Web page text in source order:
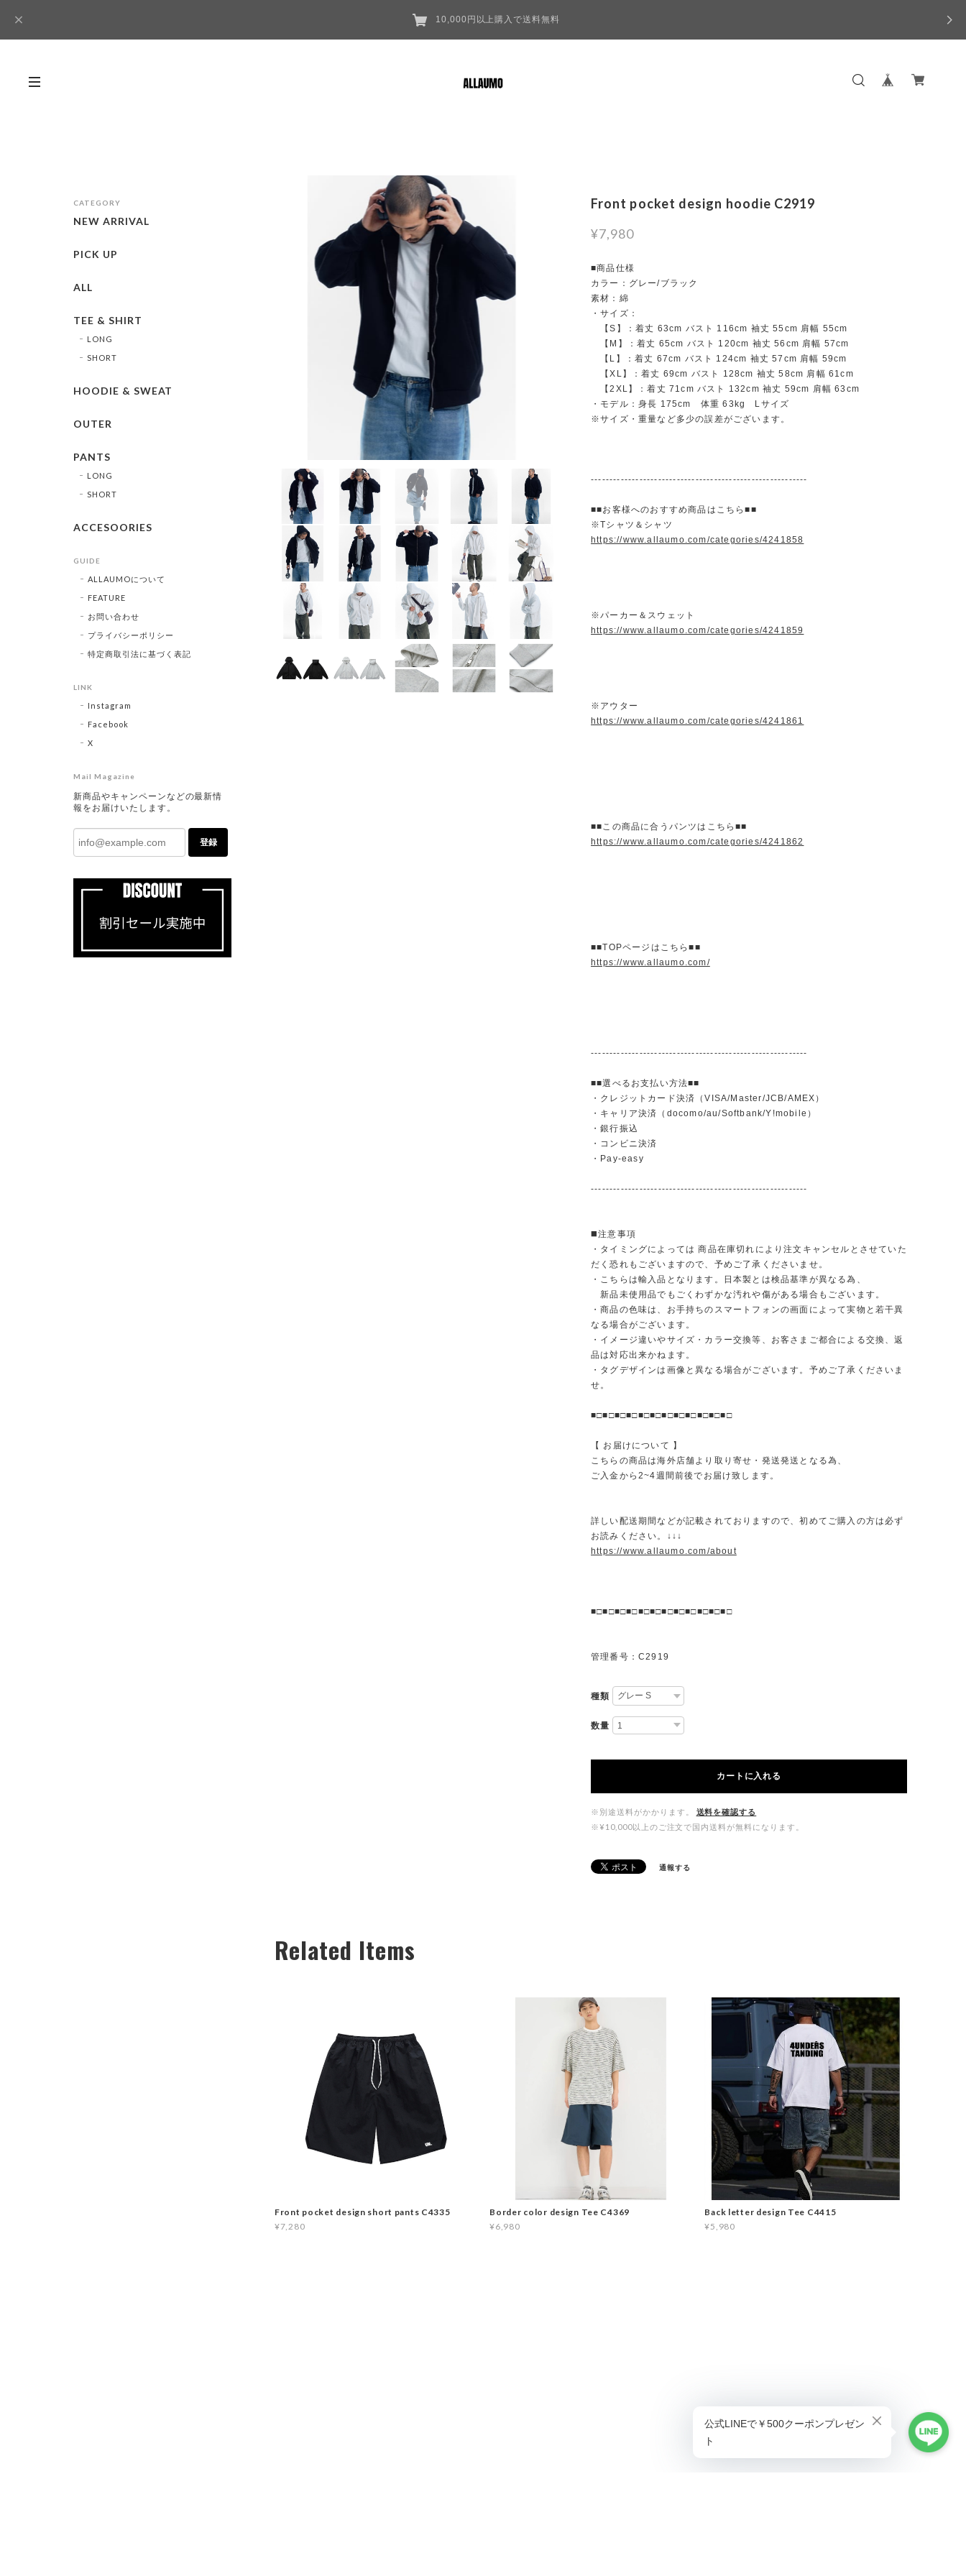
10,000円以上購入で送料無料
Front pocket design hoodie C2919
¥7,980
■商品仕様
カラー：グレー/ブラック
素材：綿
・サイズ：
【S】：着丈 63cm バスト 116cm 袖丈 55cm 肩幅 55cm
【M】：着丈 65cm バスト 120cm 袖丈 56cm 肩幅 57cm
【L】：着丈 67cm バスト 124cm 袖丈 57cm 肩幅 59cm
【XL】：着丈 69cm バスト 128cm 袖丈 58cm 肩幅 61cm
【2XL】：着丈 71cm バスト 132cm 袖丈 59cm 肩幅 63cm
・モデル：身長 175cm 体重 63kg Lサイズ
※サイズ・重量など多少の誤差がございます。
----------------------------------------------------------
■■お客様へのおすすめ商品はこちら■■
※Tシャツ＆シャツ
https://www.allaumo.com/categories/4241858
※パーカー＆スウェット
https://www.allaumo.com/categories/4241859
※アウター
https://www.allaumo.com/categories/4241861
■■この商品に合うパンツはこちら■■
https://www.allaumo.com/categories/4241862
■■TOPページはこちら■■
https://www.allaumo.com/
----------------------------------------------------------
■■選べるお支払い方法■■
・クレジットカード決済（VISA/Master/JCB/AMEX）
・キャリア決済（docomo/au/Softbank/Y!mobile）
・銀行振込
・コンビニ決済
・Pay-easy
----------------------------------------------------------
◼️注意事項
・タイミングによっては 商品在庫切れにより注文キャンセルとさせていた
だく恐れもございますので、予めご了承くださいませ。
・こちらは輸入品となります。日本製とは検品基準が異なる為、
新品未使用品でもごくわずかな汚れや傷がある場合もございます。
・商品の色味は、お手持ちのスマートフォンの画面によって実物と若干異
なる場合がございます。
・イメージ違いやサイズ・カラー交換等、お客さまご都合による交換、返
品は対応出来かねます。
・タグデザインは画像と異なる場合がございます。予めご了承くださいま
せ。
■□■□■□■□■□■□■□■□■□■□■□■□
【 お届けについて 】
こちらの商品は海外店舗より取り寄せ・発送発送となる為、
ご入金から2~4週間前後でお届け致します。
詳しい配送期間などが記載されておりますので、初めてご購入の方は必ず
お読みください。↓↓↓
https://www.allaumo.com/about
■□■□■□■□■□■□■□■□■□■□■□■□
管理番号：C2919
種類
数量
カートに入れる
※別途送料がかかります。
送料を確認する
※¥10,000以上のご注文で国内送料が無料になります。
通報する
Related Items
Front pocket design short pants C4335
¥7,280
Border color design Tee C4369
¥6,980
Back letter design Tee C4415
¥5,980
CATEGORY
NEW ARRIVAL
PICK UP
ALL
TEE & SHIRT
LONG
SHORT
HOODIE & SWEAT
OUTER
PANTS
LONG
SHORT
ACCESOORIES
GUIDE
ALLAUMOについて
FEATURE
お問い合わせ
プライバシーポリシー
特定商取引法に基づく表記
LINK
Instagram
Facebook
X
Mail Magazine
新商品やキャンペーンなどの最新情
報をお届けいたします。
登録